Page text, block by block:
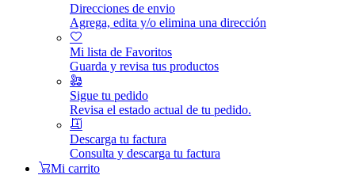
Direcciones de envio
Agrega, edita y/o elimina una dirección
Mi lista de Favoritos
Guarda y revisa tus productos
Sigue tu pedido
Revisa el estado actual de tu pedido.
Descarga tu factura
Consulta y descarga tu factura
Mi carrito